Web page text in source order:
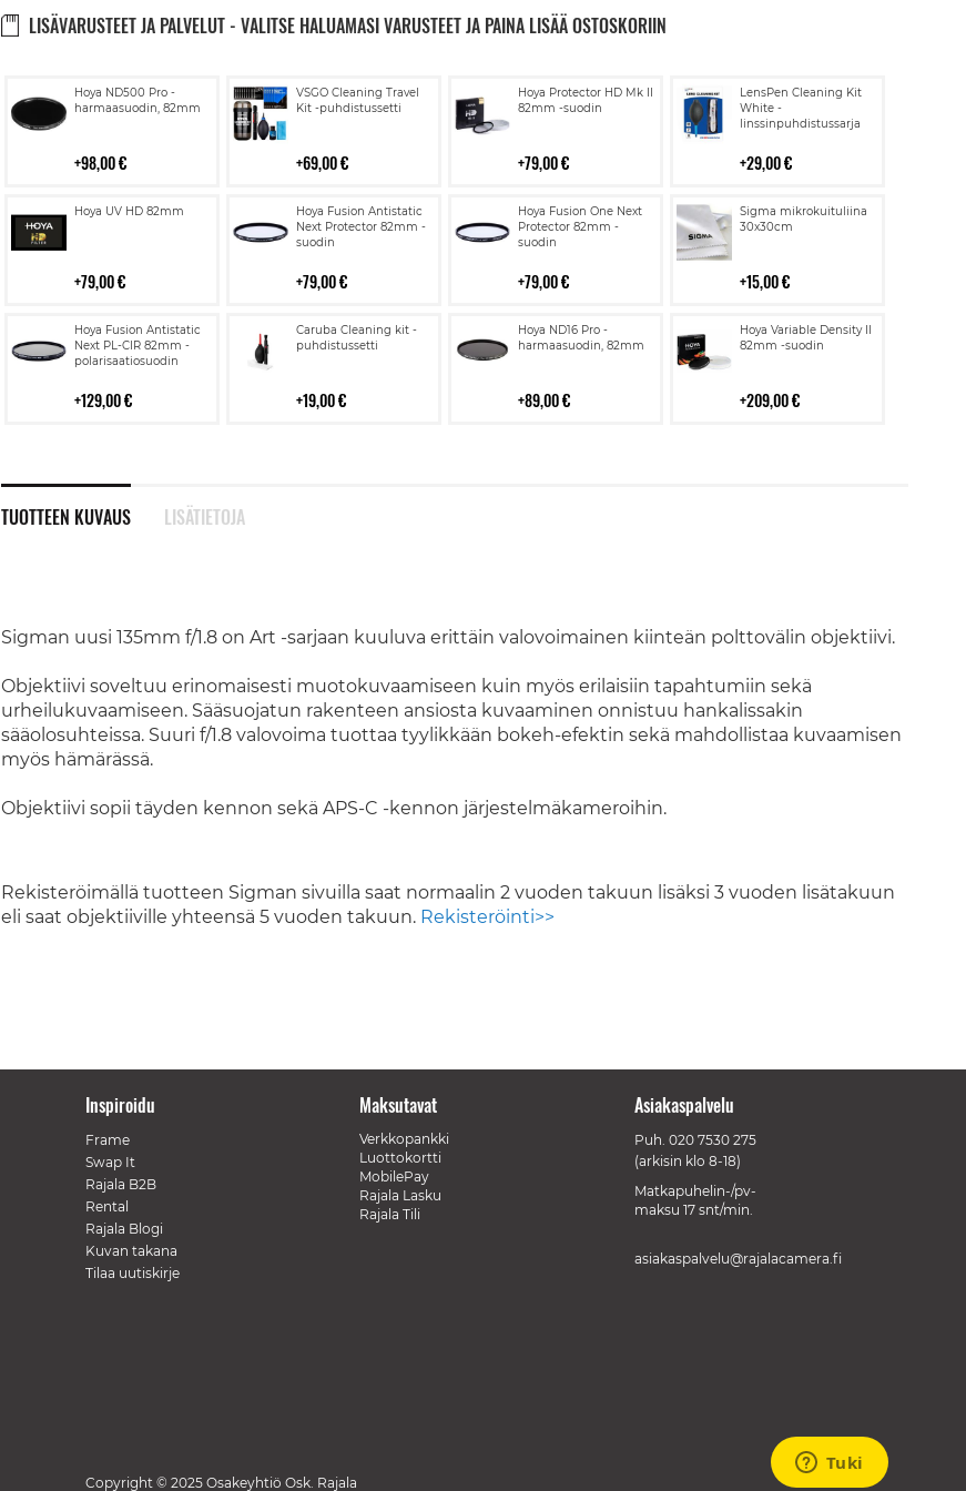
LISÄVARUSTEET JA PALVELUT - VALITSE HALUAMASI VARUSTEET JA PAINA LISÄÄ OSTOSKORIIN
Hoya ND500 Pro -
harmaasuodin, 82mm
98,00 €
Lisää
ostoskoriin
VSGO Cleaning Travel
Kit -puhdistussetti
69,00 €
Lisää
ostoskoriin
Hoya Protector HD Mk II
82mm -suodin
79,00 €
Lisää
ostoskoriin
LensPen Cleaning Kit
White -
linssinpuhdistussarja
29,00 €
Lisää
ostoskoriin
Hoya UV HD 82mm
79,00 €
Lisää
Hoya Fusion Antistatic
Next Protector 82mm -
suodin
79,00 €
Lisää
ostoskoriin
Hoya Fusion One Next
Protector 82mm -
suodin
79,00 €
Lisää
ostoskoriin
Sigma mikrokuituliina
30x30cm
15,00 €
Lisää
ostoskoriin
Hoya Fusion Antistatic
Next PL-CIR 82mm -
polarisaatiosuodin
129,00 €
Lisää
ostoskoriin
Caruba Cleaning kit -
puhdistussetti
19,00 €
Lisää
ostoskoriin
Hoya ND16 Pro -
harmaasuodin, 82mm
89,00 €
Lisää
ostoskoriin
Hoya Variable Density II
82mm -suodin
209,00 €
Lisää
ostoskoriin
TUOTTEEN KUVAUS
Sigman uusi 135mm f/1.8 on Art -sarjaan kuuluva erittäin valovoimainen kiinteän polttovälin objektiivi.
Objektiivi soveltuu erinomaisesti muotokuvaamiseen kuin myös erilaisiin tapahtumiin sekä
urheilukuvaamiseen. Sääsuojatun rakenteen ansiosta kuvaaminen onnistuu hankalissakin
sääolosuhteissa. Suuri f/1.8 valovoima tuottaa tyylikkään bokeh-efektin sekä mahdollistaa kuvaamisen
myös hämärässä.
Objektiivi sopii täyden kennon sekä APS-C -kennon järjestelmäkameroihin.
Rekisteröimällä tuotteen Sigman sivuilla saat normaalin 2 vuoden takuun lisäksi 3 vuoden lisätakuun
eli saat objektiiville yhteensä 5 vuoden takuun. Rekisteröinti>>
LISÄTIETOJA
Inspiroidu
Frame
Swap It
Rajala B2B
Rental
Rajala Blogi
Kuvan takana
Tilaa uutiskirje
Maksutavat
Verkkopankki
Luottokortti
MobilePay
Rajala Lasku
Rajala Tili
Asiakaspalvelu
Puh. 020 7530 275
(arkisin klo 8-18)
Matkapuhelin-/pv-
maksu 17 snt/min.
asiakaspalvelu@rajalacamera.fi
Copyright © 2025 Osakeyhtiö Osk. Rajala